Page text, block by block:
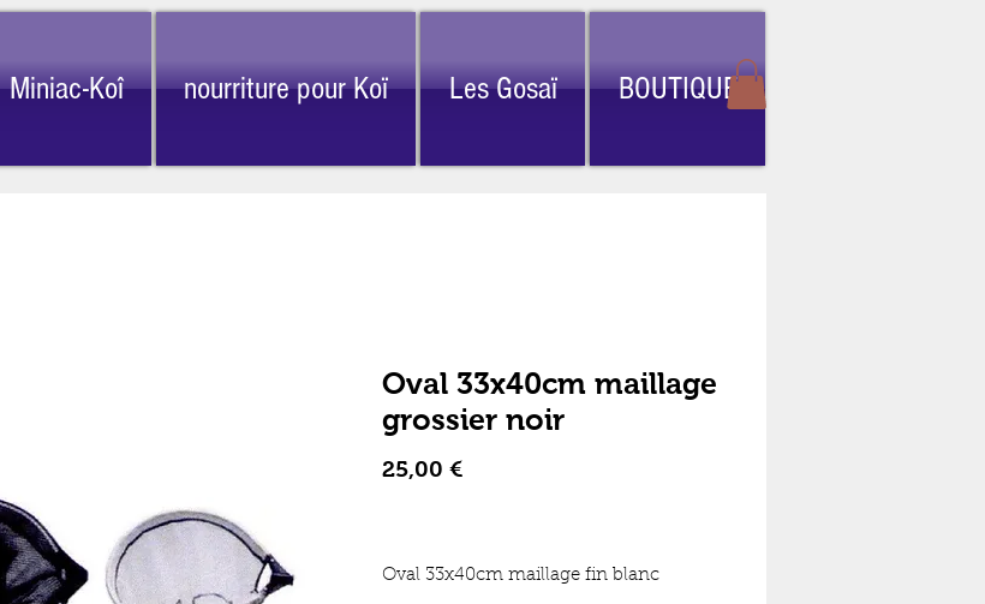
BOUTIQUE
Les Gosaï
nourriture pour Koï
Miniac-Koî
Oval 33x40cm maillage
grossier noir
25,00 €
Oval 33x40cm maillage fin blanc